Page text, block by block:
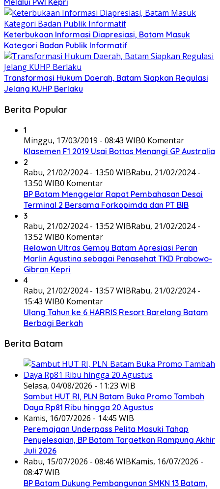
Melalui PWI Kepri
Keterbukaan Informasi Diapresiasi, Batam Masuk
Kategori Badan Publik Informatif
Transformasi Hukum Daerah, Batam Siapkan Regulasi
Jelang KUHP Berlaku
Berita Popular
1
Minggu, 17/03/2019 - 08:43 WIB0 Komentar
Klasemen F1 2019 Usai Bottas Menangi GP Australia
2
Rabu, 21/02/2024 - 13:50 WIBRabu, 21/02/2024 -
13:50 WIB0 Komentar
BP Batam Menggelar Rapat Pembahasan Desai
Terminal 2 Bersama Forkopimda dan PT BIB
3
Rabu, 21/02/2024 - 13:52 WIBRabu, 21/02/2024 -
13:52 WIB0 Komentar
Relawan Ultras Gemoy Batam Apresiasi Peran
Marlin Agustina sebagai Penasehat TKD Prabowo-
Gibran Kepri
4
Rabu, 21/02/2024 - 13:57 WIBRabu, 21/02/2024 -
15:43 WIB0 Komentar
Ulang Tahun ke 6 HARRIS Resort Barelang Batam
Berbagi Berkah
Berita Batam
Selasa, 04/08/2026 - 11:23 WIB
Sambut HUT RI, PLN Batam Buka Promo Tambah
Daya Rp81 Ribu hingga 20 Agustus
Kamis, 16/07/2026 - 14:45 WIB
Peremajaan Underpass Pelita Masuki Tahap
Penyelesaian, BP Batam Targetkan Rampung Akhir
Juli 2026
Rabu, 15/07/2026 - 08:46 WIBKamis, 16/07/2026 -
08:47 WIB
BP Batam Dukung Pembangunan SMKN 13 Batam,